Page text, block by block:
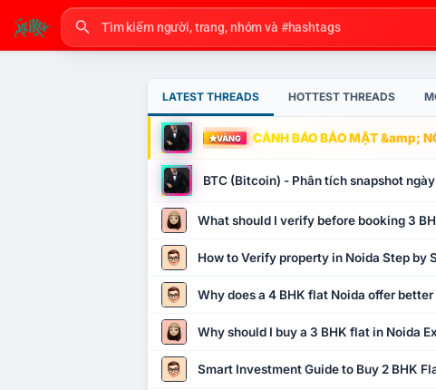
LATEST THREADS HOTTEST THREADS
VÀNG CẢNH BÁO BẢO MẬT &amp;
BTC (Bitcoin) - Phân tích snapshot
What should I verify before booking 3
How to Verify property in Noida Step by
Why does a 4 BHK flat Noida offer
Why should I buy a 3 BHK flat in Noida
Smart Investment Guide to Buy 2 BHK